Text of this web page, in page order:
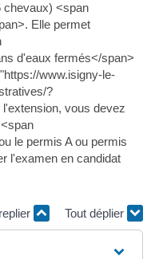
chevaux) <span
Elle permet
d'eaux fermés</span>
www.isigny-le-
?
vous devez
le permis A ou permis
l'examen en candidat
Tout déplier